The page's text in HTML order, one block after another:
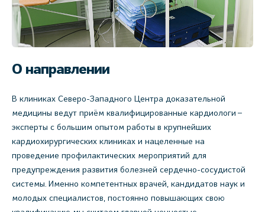
О направлении
В клиниках Северо-Западного Центра доказательной
медицины ведут приём квалифицированные кардиологи –
эксперты с большим опытом работы в крупнейших
кардиохирургических клиниках и нацеленные на
проведение профилактических мероприятий для
предупреждения развития болезней сердечно-сосудистой
системы. Именно компетентных врачей, кандидатов наук и
молодых специалистов, постоянно повышающих свою